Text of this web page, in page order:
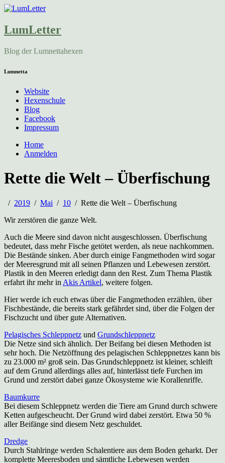
LumLetter
Blog der Lumnettahexen
Lumnetta
Website
Hexenschule
Blog
Facebook
Impressum
Home
Anmelden
Rette die Welt – Überfischung
2019 Mai 10
Rette die Welt – Überfischung
Wir zerstören die ganze Welt.
Auch die Meere sind davon nicht ausgeschlossen. Überfischung
bedeutet, dass mehr Fische getötet werden, als neue nachkommen.
Die Bestände sinken. Aber durch einige Fangmethoden wird sogar
der Meeresgrund mit all seinen Pflanzen und Lebewesen zerstört.
Plastik in den Meeren erledigt dann den Rest. Zum Thema Plastik
erfahrt ihr mehr in Akis Artikel, weitere folgen.
Hier werde ich euch etwas über die Fangmethoden erzählen, über
Fischbestände, die bereits stark gefährdet sind, über die Folgen der
Fischzucht und über gute Alternativen.
Pelagisches Schleppnetz und Grundschleppnetz
Die Netze sind sich ähnlich. Der Beifang bei diesen Methoden ist
sehr hoch. Die Netzöffnung des pelagischen Schleppnetzes kann bis
zu 23.000 m² groß sein. Das Grundschleppnetz ist kleiner, schleift
auf dem Grund allerdings alles auf, hinterlässt tiefe Furchen im
Grund und zerstört dabei ganze Ökosysteme wie Korallenriffe.
Baumkurre
Bei diesem Schleppnetz werden die Tiere am Grund durch schwere
Ketten aufgescheucht. Der Grund wird dabei zerstört. Etwa 50 %
aller Beifänge sind diesem Netz geschuldet.
Dredge
Durch Stahlringe werden Schalentiere aus dem Boden geharkt. Der
komplette Meeresboden und sämtliche Lebewesen werden